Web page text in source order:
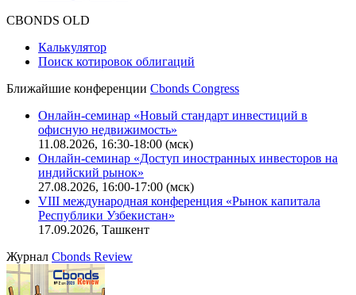
CBONDS OLD
Калькулятор
Поиск котировок облигаций
Ближайшие конференции Cbonds Congress
Онлайн-семинар «Новый стандарт инвестиций в
офисную недвижимость»
11.08.2026, 16:30-18:00 (мск)
Онлайн-семинар «Доступ иностранных инвесторов на
индийский рынок»
27.08.2026, 16:00-17:00 (мск)
VIII международная конференция «Рынок капитала
Республики Узбекистан»
17.09.2026, Ташкент
Журнал Cbonds Review